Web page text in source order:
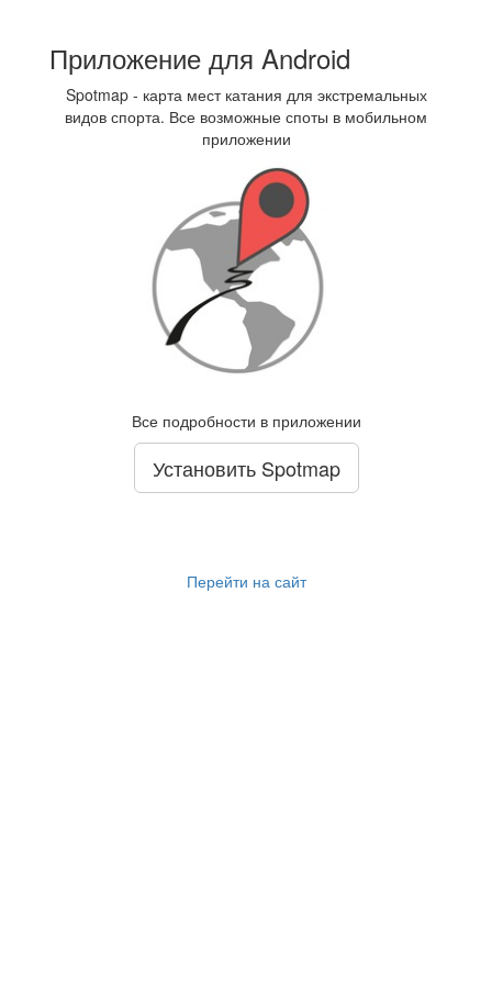
Приложение для Android
Spotmap - карта мест катания для экстремальных
видов спорта. Все возможные споты в мобильном
приложении
Все подробности в приложении
Установить Spotmap
Перейти на сайт